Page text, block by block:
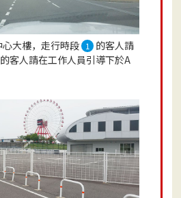
大樓，走行時段 1
的客人請
的客人請在工作人員引導下於A